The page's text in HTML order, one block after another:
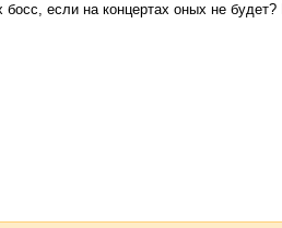
если на концертах оных не